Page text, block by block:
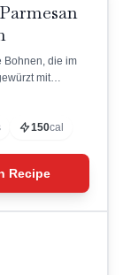
Bohnen, die im
mit
150cal
Recipe